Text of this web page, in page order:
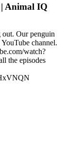
Animal IQ
Our penguin
channel.
watch?
the episodes